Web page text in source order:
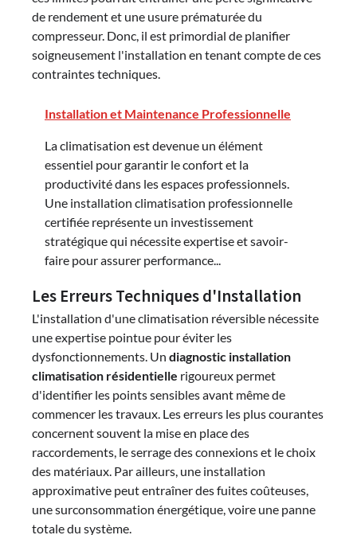
de rendement et une usure prématurée du
compresseur. Donc, il est primordial de planifier
soigneusement l'installation en tenant compte de ces
contraintes techniques.
Installation et Maintenance Professionnelle
La climatisation est devenue un élément
essentiel pour garantir le confort et la
productivité dans les espaces professionnels.
Une installation climatisation professionnelle
certifiée représente un investissement
stratégique qui nécessite expertise et savoir-
faire pour assurer performance...
Les Erreurs Techniques d'Installation
L'installation d'une climatisation réversible nécessite
une expertise pointue pour éviter les
dysfonctionnements. Un diagnostic installation
climatisation résidentielle rigoureux permet
d'identifier les points sensibles avant même de
commencer les travaux. Les erreurs les plus courantes
concernent souvent la mise en place des
raccordements, le serrage des connexions et le choix
des matériaux. Par ailleurs, une installation
approximative peut entraîner des fuites coûteuses,
une surconsommation énergétique, voire une panne
totale du système.